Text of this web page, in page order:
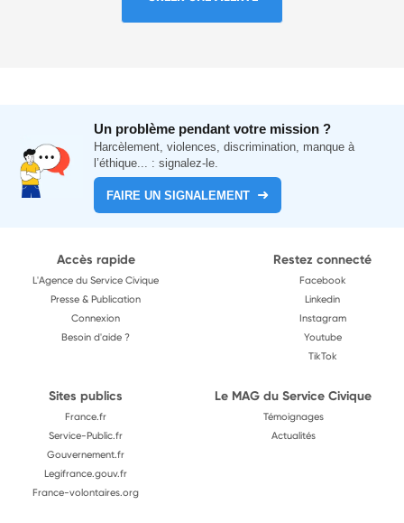
Un problème pendant votre mission ?
Harcèlement, violences, discrimination, manque à
l’éthique... : signalez-le.
FAIRE UN SIGNALEMENT
Accès rapide
L'Agence du Service Civique
Presse & Publication
Connexion
Besoin d'aide ?
Restez connecté
Facebook
Linkedin
Instagram
Youtube
TikTok
Sites publics
France.fr
Service-Public.fr
Gouvernement.fr
Legifrance.gouv.fr
France-volontaires.org
Le MAG du Service Civique
Témoignages
Actualités